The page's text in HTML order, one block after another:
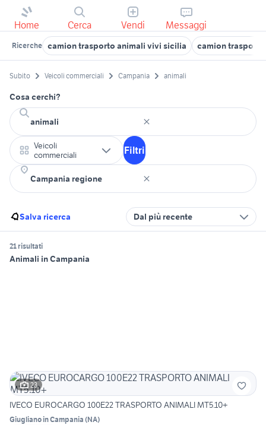
Home Cerca Vendi Messaggi
Ricerche camion trasporto animali vivi sicilia camion
Subito Veicoli commerciali Campania animali
Cosa cerchi?
Veicoli
commerciali
Filtri
Salva ricerca Dal più recente
21 risultati
Animali in Campania
23
IVECO EUROCARGO 100E22 TRASPORTO ANIMALI MT5.10+
Giugliano in Campania (NA)